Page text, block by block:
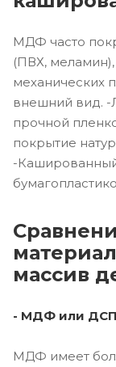
МДФ часто
(ПВХ,
механических
внешний вид.
прочной
покрытие
-
массив
- МДФ или
МДФ имеет